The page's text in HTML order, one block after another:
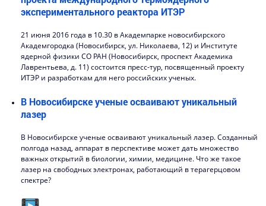
экспериментального реактора ИТЭР
21 июня 2016 года в 10.30 в Академпарке новосибирского
Академгородка (Новосибирск, ул. Николаева, 12) и Институте
ядерной физики СО РАН (Новосибирск, проспект Академика
Лаврентьева, д. 11) состоится пресс-тур, посвященный проекту
ИТЭР и разработкам для него российских ученых.
В Новосибирске ученые осваивают уникальный
лазер
В Новосибирске ученые осваивают уникальный лазер. Созданный
полгода назад, аппарат в перспективе может дать множество
важных открытий в биологии, химии, медицине. Что же такое
лазер на свободных электронах, работающий в терагерцовом
спектре?